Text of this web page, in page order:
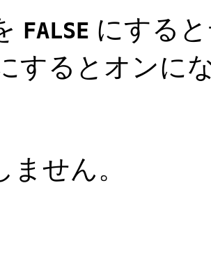
FALSE にする
するとオンに
せん。